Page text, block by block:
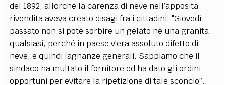
del 1892, allorchè la carenza di neve nell’apposita
rivendita aveva creato disagi fra i cittadini: "Giovedì
passato non si potè sorbire un gelato né una granita
qualsiasi, perché in paese v'era assoluto difetto di
neve, e quindi lagnanze generali. Sappiamo che il
sindaco ha multato il fornitore ed ha dato gli ordini
opportuni per evitare la ripetizione di tale sconcio”.